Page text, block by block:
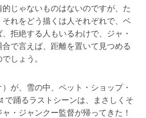
じゃないものはないのですが、た
れをどう描くは人それぞれで、ベ
拒絶する人もいるわけで、ジャ・
で言えば、距離を置いて見つめる
しょう。
が、雪の中、ペット・ショップ・
で踊るラストシーンは、まさしくそ
・ジャンクー監督が帰ってきた！